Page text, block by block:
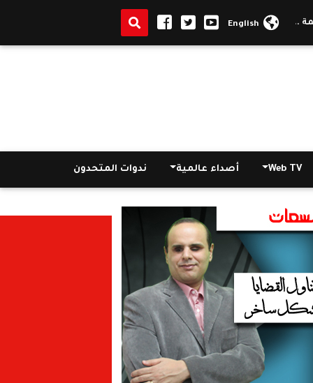
مصر في قطر يستقبل الوفد المصري المشارك في مؤتمر الدوحة الرابع
English
Web TV أصداء عالمية ندوات المتحدون